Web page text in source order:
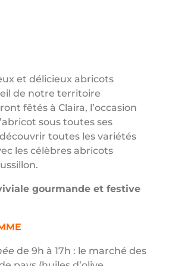
et délicieux abricots
de notre territoire
fêtés à Claira, l’occasion
sous toutes ses
toutes les variétés
les célèbres abricots
gourmande et festive
de 9h à 17h : le marché des